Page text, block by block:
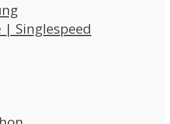
| Singlespeed